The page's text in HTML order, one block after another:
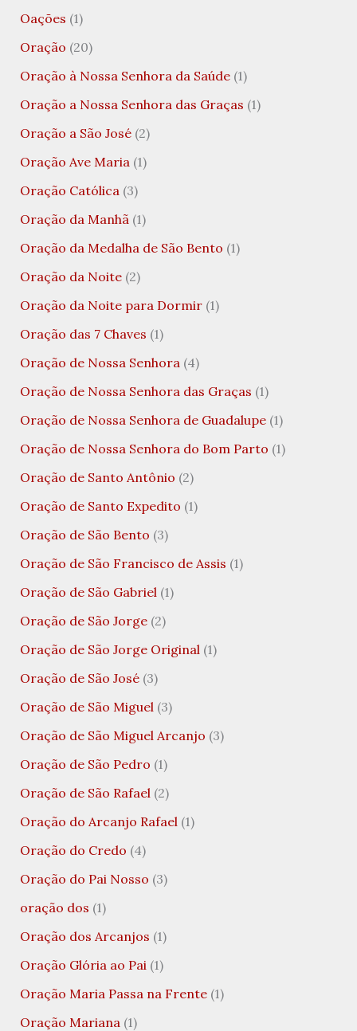
Oações (1)
Oração (20)
Oração à Nossa Senhora da Saúde(1)
Oração a Nossa Senhora das Graças (1)
Oração a São José(2)
Oração Ave Maria (1)
Oração Católica (3)
Oração da Manhã (1)
Oração da Medalha de São Bento (1)
Oração da Noite(2)
Oração da Noite para Dormir(1)
Oração das 7 Chaves (1)
Oração de Nossa Senhora (4)
Oração de Nossa Senhora das Graças (1)
Oração de Nossa Senhora de Guadalupe(1)
Oração de Nossa Senhora do Bom Parto (1)
Oração de Santo Antônio (2)
Oração de Santo Expedito (1)
Oração de São Bento (3)
Oração de São Francisco de Assis (1)
Oração de São Gabriel (1)
Oração de São Jorge(2)
Oração de São Jorge Original (1)
Oração de São José(3)
Oração de São Miguel (3)
Oração de São Miguel Arcanjo (3)
Oração de São Pedro (1)
Oração de São Rafael (2)
Oração do Arcanjo Rafael (1)
Oração do Credo (4)
Oração do Pai Nosso (3)
oração dos (1)
Oração dos Arcanjos (1)
Oração Glória ao Pai (1)
Oração Maria Passa na Frente(1)
Oração Mariana (1)